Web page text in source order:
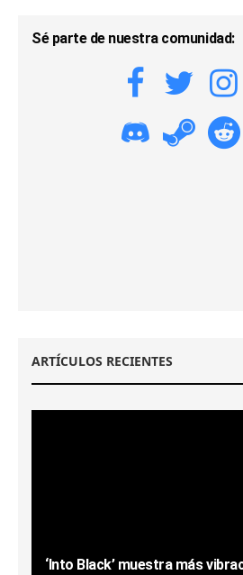
Sé parte de nuestra comunidad:
ARTÍCULOS RECIENTES
‘Into Black’ muestra más